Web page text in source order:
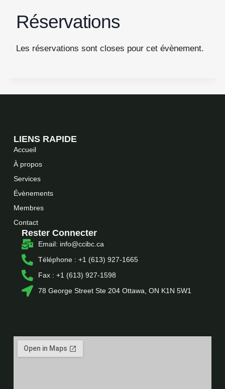
Réservations
Les réservations sont closes pour cet évènement.
LIENS RAPIDE
Accueil
À propos
Services
Évènements
Membres
Contact
Rester Connecter
Email: info@ccibc.ca
Téléphone : +1 (613) 927-1665
Fax : +1 (613) 927-1598
78 George Street Ste 204 Ottawa, ON K1N 5W1